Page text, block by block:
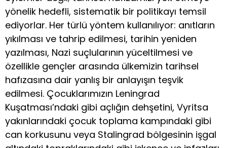
yönelik hedefli, sistematik bir politikayı temsil
ediyorlar. Her türlü yöntem kullanılıyor: anıtların
yıkılması ve tahrip edilmesi, tarihin yeniden
yazılması, Nazi suçlularının yüceltilmesi ve
özellikle gençler arasında ülkemizin tarihsel
hafızasına dair yanlış bir anlayışın teşvik
edilmesi. Çocuklarımızın Leningrad
Kuşatması’ndaki gibi açlığın dehşetini, Vyritsa
yakınlarındaki çocuk toplama kampındaki gibi
can korkusunu veya Stalingrad bölgesinin işgal